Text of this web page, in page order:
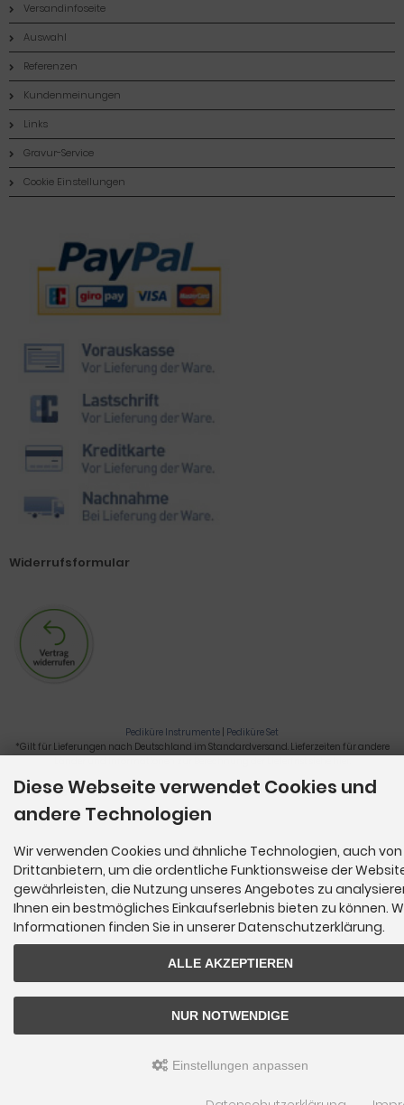
Versandinfoseite
Auswahl
Referenzen
Kundenmeinungen
Links
Gravur-Service
Cookie Einstellungen
Zahlungsmethoden
Widerrufsformular
Pediküre Instrumente | Pediküre Set
*Gilt für Lieferungen nach Deutschland im Standardversand. Lieferzeiten für andere
Nagelzange, Podologie, Pediküre, Fußpflegegeräte, Nagelfräser © 2026
Diese Webseite verwendet Cookies und
andere Technologien
Wir verwenden Cookies und ähnliche Technologien, auch von
Drittanbietern, um die ordentliche Funktionsweise der
gewährleisten, die Nutzung unseres Angebotes zu
Ihnen ein bestmögliches Einkaufserlebnis bieten zu können.
Informationen finden Sie in unserer Datenschutzerklärung.
ALLE AKZEPTIEREN
NUR NOTWENDIGE
Einstellungen anpassen